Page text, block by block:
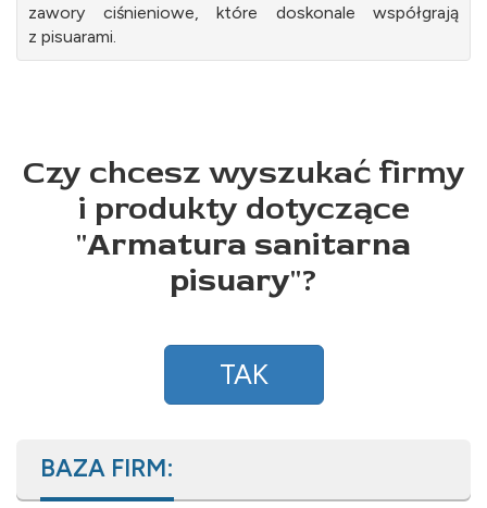
zawory ciśnieniowe, które doskonale współgrają
z pisuarami.
Czy chcesz wyszukać firmy
i produkty dotyczące
"Armatura sanitarna
pisuary"?
TAK
BAZA FIRM: